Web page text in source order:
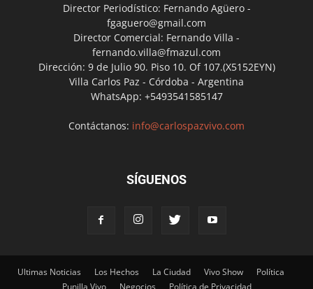
Director Periodístico: Fernando Agüero -
fgaguero@gmail.com
Director Comercial: Fernando Villa -
fernando.villa@fmazul.com
Dirección: 9 de Julio 90. Piso 10. Of 107.(X5152EYN)
Villa Carlos Paz - Córdoba - Argentina
WhatsApp: +5493541585147
Contáctanos: info@carlospazvivo.com
SÍGUENOS
Ultimas Noticias Los Hechos La Ciudad Vivo Show
Política
Punilla Vivo
Negocios Política de Privacidad